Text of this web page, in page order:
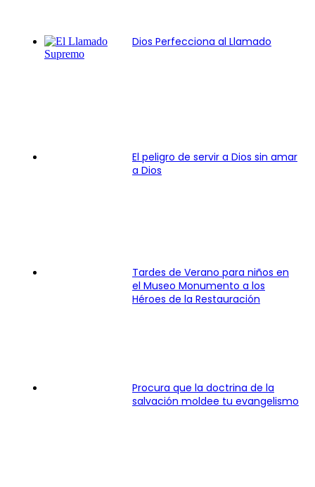
Dios Perfecciona al Llamado
El peligro de servir a Dios sin amar
a Dios
Tardes de Verano para niños en
el Museo Monumento a los
Héroes de la Restauración
Procura que la doctrina de la
salvación moldee tu evangelismo